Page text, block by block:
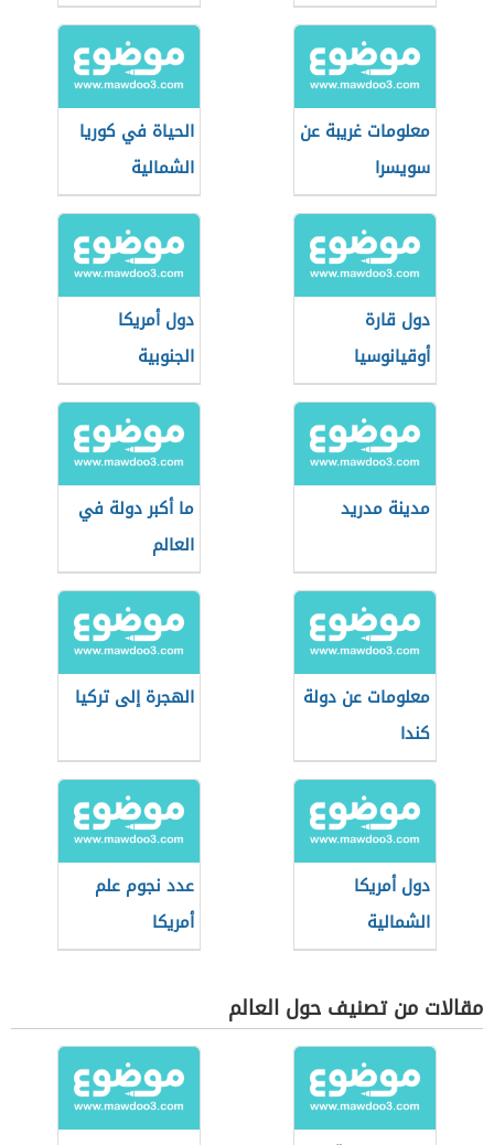
معلومات غريبة عن
سويسرا
الحياة في كوريا
الشمالية
دول قارة
أوقيانوسيا
دول أمريكا
الجنوبية
وعواصمها
مدينة مدريد
ما أكبر دولة في
العالم
معلومات عن دولة
كندا
الهجرة إلى تركيا
دول أمريكا
الشمالية
وعواصمها
عدد نجوم علم
أمريكا
مقالات من تصنيف حول العالم